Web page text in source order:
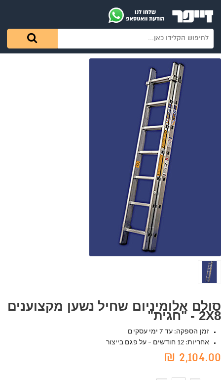
סולם אלומיניום שחיל נשען מקצוענים
2X8 - "חגית"
זמן הספקה: עד 7 ימי עסקים
אחריות: 12 חודשים – על פגם בייצור
2,104.00 ₪